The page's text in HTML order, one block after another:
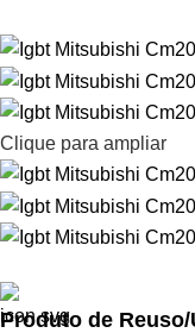
Clique para ampliar
Produto de